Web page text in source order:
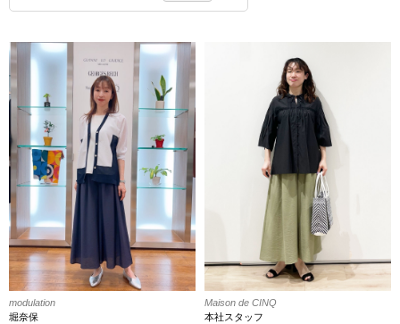
modulation
堀奈保
Maison de CINQ
本社スタッフ